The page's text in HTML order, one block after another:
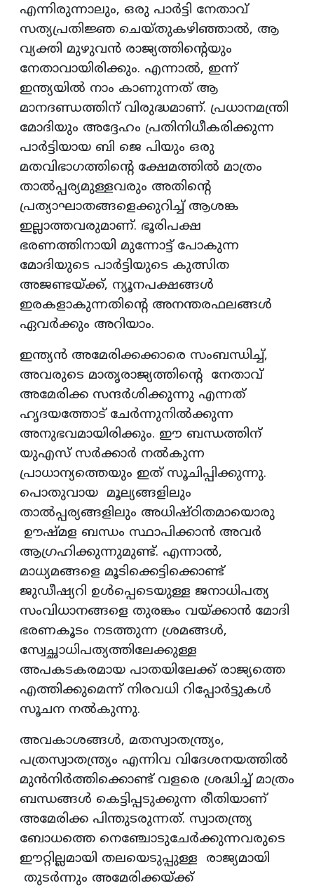
എന്നിരുന്നാലും, ഒരു പാർട്ടി നേതാവ്
സത്യപ്രതിജ്ഞ ചെയ്തുകഴിഞ്ഞാൽ, ആ
വ്യക്തി മുഴുവൻ രാജ്യത്തിന്റെയും
നേതാവായിരിക്കും. എന്നാൽ, ഇന്ന്
ഇന്ത്യയിൽ നാം കാണുന്നത് ആ
മാനദണ്ഡത്തിന് വിരുദ്ധമാണ്. പ്രധാനമന്ത്രി
മോദിയും അദ്ദേഹം പ്രതിനിധീകരിക്കുന്ന
പാർട്ടിയായ ബി ജെ പിയും ഒരു
മതവിഭാഗത്തിന്റെ ക്ഷേമത്തിൽ മാത്രം
താൽപ്പര്യമുള്ളവരും അതിന്റെ
പ്രത്യാഘാതങ്ങളെക്കുറിച്ച് ആശങ്ക
ഇല്ലാത്തവരുമാണ്. ഭൂരിപക്ഷ
ഭരണത്തിനായി മുന്നോട്ട് പോകുന്ന
മോദിയുടെ പാർട്ടിയുടെ കുത്സിത
അജണ്ടയ്ക്ക്, ന്യൂനപക്ഷങ്ങൾ
ഇരകളാകുന്നതിന്റെ അനന്തരഫലങ്ങൾ
ഏവർക്കും അറിയാം.
ഇന്ത്യൻ അമേരിക്കക്കാരെ സംബന്ധിച്ച്,
അവരുടെ മാതൃരാജ്യത്തിന്റെ നേതാവ്
അമേരിക്ക സന്ദർശിക്കുന്നു എന്നത്
ഹൃദയത്തോട് ചേർന്നുനിൽക്കുന്ന
അനുഭവമായിരിക്കും. ഈ ബന്ധത്തിന്
യുഎസ് സർക്കാർ നൽകുന്ന
പ്രാധാന്യത്തെയും ഇത് സൂചിപ്പിക്കുന്നു.
പൊതുവായ മൂല്യങ്ങളിലും
താൽപ്പര്യങ്ങളിലും അധിഷ്ഠിതമായൊരു
ഊഷ്മള ബന്ധം സ്ഥാപിക്കാൻ അവർ
ആഗ്രഹിക്കുന്നുമുണ്ട്. എന്നാൽ,
മാധ്യമങ്ങളെ മൂടിക്കെട്ടിക്കൊണ്ട്
ജുഡീഷ്യറി ഉൾപ്പെടെയുള്ള ജനാധിപത്യ
സംവിധാനങ്ങളെ തുരങ്കം വയ്ക്കാൻ മോദി
ഭരണകൂടം നടത്തുന്ന ശ്രമങ്ങൾ,
സ്വേച്ഛാധിപത്യത്തിലേക്കുള്ള
അപകടകരമായ പാതയിലേക്ക് രാജ്യത്തെ
എത്തിക്കുമെന്ന് നിരവധി റിപ്പോർട്ടുകൾ
സൂചന നൽകുന്നു.
അവകാശങ്ങൾ, മതസ്വാതന്ത്ര്യം,
പത്രസ്വാതന്ത്ര്യം എന്നിവ വിദേശനയത്തിൽ
മുൻനിർത്തിക്കൊണ്ട് വളരെ ശ്രദ്ധിച്ച് മാത്രം
ബന്ധങ്ങൾ കെട്ടിപ്പടുക്കുന്ന രീതിയാണ്
അമേരിക്ക പിന്തുടരുന്നത്. സ്വാതന്ത്ര്യ
ബോധത്തെ നെഞ്ചോടുചേർക്കുന്നവരുടെ
ഈറ്റില്ലമായി തലയെടുപ്പുള്ള രാജ്യമായി
തുടർന്നും അമേരിക്കയ്ക്ക്